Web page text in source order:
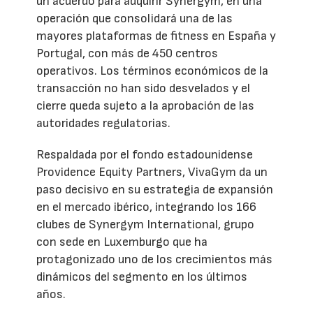
operación que consolidará una de las
mayores plataformas de fitness en España y
Portugal, con más de 450 centros
operativos. Los términos económicos de la
transacción no han sido desvelados y el
cierre queda sujeto a la aprobación de las
autoridades regulatorias.
Respaldada por el fondo estadounidense
Providence Equity Partners, VivaGym da un
paso decisivo en su estrategia de expansión
en el mercado ibérico, integrando los 166
clubes de Synergym International, grupo
con sede en Luxemburgo que ha
protagonizado uno de los crecimientos más
dinámicos del segmento en los últimos
años.